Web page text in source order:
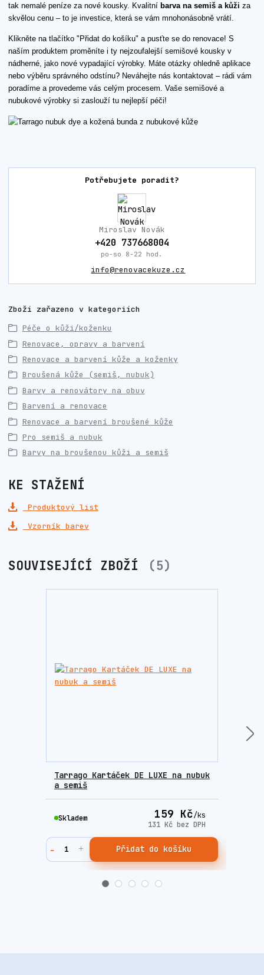
tak nemalé peníze za nové kousky. Kvalitní barva na semiš a kůži za
skvělou cenu – to je investice, která se vám mnohonásobně vrátí.
Klikněte na tlačítko "Přidat do košíku" a pusťte se do renovace! S
naším produktem proměníte i ty nejzoufalejší semišové kousky v
nádherné, jako nové vypadající výrobky. Máte otázky ohledně aplikace
nebo výběru správného odstínu? Neváhejte nás kontaktovat – rádi vám
poradíme a provedeme vás celým procesem. Vaše semišové a
nubukové výrobky si zaslouží tu nejlepší péči!
Potřebujete poradit?
Miroslav Novák
+420 737668004
po-so 8-22 hod.
info@renovacekuze.cz
Zboží zařazeno v kategoriích
Péče o kůži/koženku
Renovace, opravy a barvení
Renovace a barvení kůže a koženky
Broušená kůže (semiš, nubuk)
Barvy a renovátory na obuv
Barvení a renovace
Renovace a barvení broušené kůže
Pro semiš a nubuk
Barvy na broušenou kůži a semiš
KE STAŽENÍ
Produktový list
Vzorník barev
SOUVISEJÍCÍ ZBOŽÍ 5
Tarrago Kartáček DE LUXE na nubuk
a semiš
159 Kč/ks
131 Kč bez DPH
Skladem
Přidat do košíku